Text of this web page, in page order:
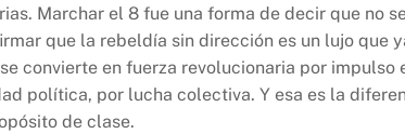
Marchar el 8 fue una forma de decir que no
que la rebeldía sin dirección es un lujo que
convierte en fuerza revolucionaria por impulso
política, por lucha colectiva. Y esa es la
de clase.